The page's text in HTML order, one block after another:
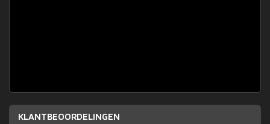
KLANTBEOORDELINGEN